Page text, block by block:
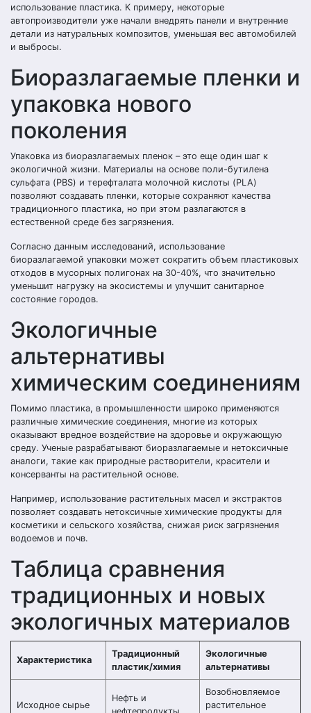
использование пластика. К примеру, некоторые
автопроизводители уже начали внедрять панели и внутренние
детали из натуральных композитов, уменьшая вес автомобилей
и выбросы.
Биоразлагаемые пленки и
упаковка нового
поколения
Упаковка из биоразлагаемых пленок – это еще один шаг к
экологичной жизни. Материалы на основе поли-бутилена
сульфата (PBS) и терефталата молочной кислоты (PLA)
позволяют создавать пленки, которые сохраняют качества
традиционного пластика, но при этом разлагаются в
естественной среде без загрязнения.
Согласно данным исследований, использование
биоразлагаемой упаковки может сократить объем пластиковых
отходов в мусорных полигонах на 30-40%, что значительно
уменьшит нагрузку на экосистемы и улучшит санитарное
состояние городов.
Экологичные
альтернативы
химическим соединениям
Помимо пластика, в промышленности широко применяются
различные химические соединения, многие из которых
оказывают вредное воздействие на здоровье и окружающую
среду. Ученые разрабатывают биоразлагаемые и нетоксичные
аналоги, такие как природные растворители, красители и
консерванты на растительной основе.
Например, использование растительных масел и экстрактов
позволяет создавать нетоксичные химические продукты для
косметики и сельского хозяйства, снижая риск загрязнения
водоемов и почв.
Таблица сравнения
традиционных и новых
экологичных материалов
Характеристика
Традиционный
пластик/химия
Экологичные
альтернативы
Исходное сырье
Нефть и
Возобновляемое
растительное